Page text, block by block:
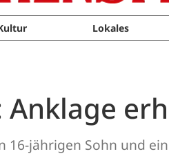
Lokales
jährigen Sohn und